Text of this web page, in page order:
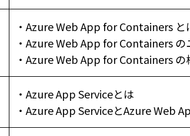
・Azure Web App for Containers と
・Azure Web App for Containers の
・Azure Web App for Containers の
・Azure App Serviceとは
・Azure App ServiceとAzure Web